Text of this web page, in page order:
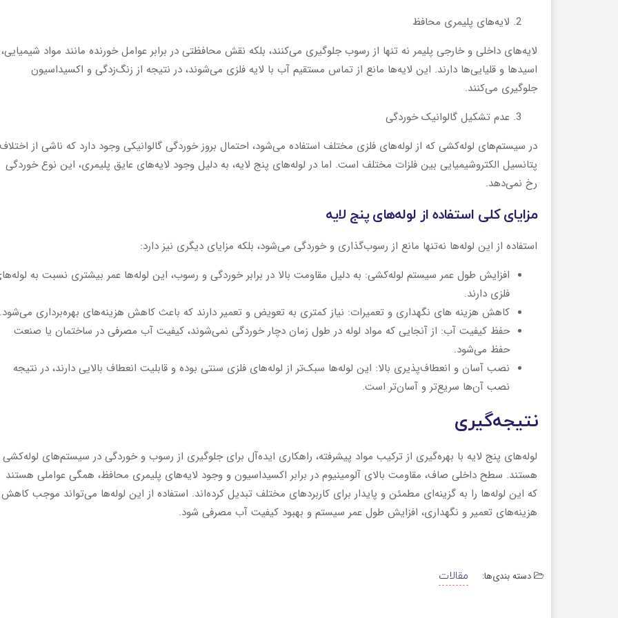
لایه‌های پلیمری محافظ
لایه‌های داخلی و خارجی پلیمر نه تنها از رسوب جلوگیری می‌کنند، بلکه نقش محافظتی در برابر عوامل خورنده مانند مواد شیمیایی،
اسیدها و قلیایی‌ها دارند. این لایه‌ها مانع از تماس مستقیم آب با لایه فلزی می‌شوند، در نتیجه از زنگ‌زدگی و اکسیداسیون
جلوگیری می‌کنند.
عدم تشکیل گالوانیک خوردگی
در سیستم‌های لوله‌کشی که از لوله‌های فلزی مختلف استفاده می‌شود، احتمال بروز خوردگی گالوانیکی وجود دارد که ناشی از اختلاف
پتانسیل الکتروشیمیایی بین فلزات مختلف است. اما در لوله‌های پنج لایه، به دلیل وجود لایه‌های عایق پلیمری، این نوع خوردگی
رخ نمی‌دهد.
مزایای کلی استفاده از لوله‌های پنج لایه
استفاده از این لوله‌ها نه‌تنها مانع از رسوب‌گذاری و خوردگی می‌شود، بلکه مزایای دیگری نیز دارد:
افزایش طول عمر سیستم لوله‌کشی: به دلیل مقاومت بالا در برابر خوردگی و رسوب، این لوله‌ها عمر بیشتری نسبت به
فلزی دارند.
کاهش هزینه‌ های نگهداری و تعمیرات: نیاز کمتری به تعویض و تعمیر دارند که باعث کاهش هزینه‌های بهره‌برداری می‌شود.
حفظ کیفیت آب: از آنجایی که مواد لوله در طول زمان دچار خوردگی نمی‌شوند، کیفیت آب مصرفی در ساختمان یا صنعت
حفظ می‌شود.
نصب آسان و انعطاف‌پذیری بالا: این لوله‌ها سبک‌تر از لوله‌های فلزی سنتی بوده و قابلیت انعطاف بالایی دارند، در نتیجه
نصب آن‌ها سریع‌تر و آسان‌تر است.
نتیجه‌گیری
لوله‌های پنج لایه با بهره‌گیری از ترکیب مواد پیشرفته، راهکاری ایده‌آل برای جلوگیری از رسوب و خوردگی در سیستم‌های لوله‌کشی
هستند. سطح داخلی صاف، مقاومت بالای آلومینیوم در برابر اکسیداسیون و وجود لایه‌های پلیمری محافظ، همگی عواملی هستند
که این لوله‌ها را به گزینه‌ای مطمئن و پایدار برای کاربردهای مختلف تبدیل کرده‌اند. استفاده از این لوله‌ها می‌تواند موجب کاهش
هزینه‌های تعمیر و نگهداری، افزایش طول عمر سیستم و بهبود کیفیت آب مصرفی شود.
دسته بندی‌ها: مقالات